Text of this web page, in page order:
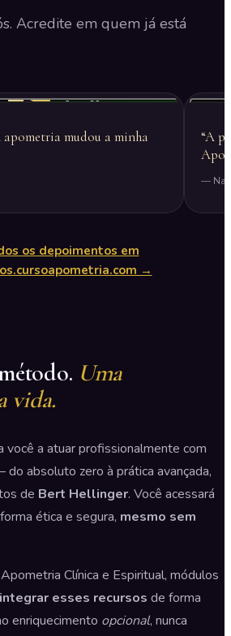
Acredite em quem já está
▶
apometria mudou a minha
“A
—
os depoimentos em
→
Uma
vida.
você a atuar profissionalmente com
absoluto zero à prática avançada,
de Bert Hellinger. Você acessará
ética e segura, mesmo sem
Clínica e Espiritual, módulos
integrar esses recursos de forma
enriquecimento opcional, nunca